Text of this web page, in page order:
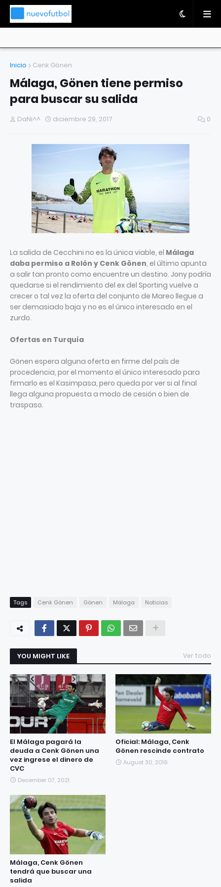
Inicio Cenk Gönen
Málaga, Gönen tiene permiso
para buscar su salida
DaNi^^ diciembre 29, 2017 0
La salida de Cecchini no es la única viable, el Málaga
daba permiso a Rolón y Cenk Gönen, el último apunta
a salir tan pronto como encuentre un destino. Jony podría
quedarse si el rendimiento del ex del Sporting vuelve a
crecer o tal vez la oferta del conjunto de Mareo llegue a
ser demasiado baja y no es el único interesado en el
zurdo.
Ofertas en Turquía
Gönen espera alguna oferta en firme del país de
procedencia, por el momento el único interesado para
firmarlo es el Kasimpasa, pero queda por ver si al final
llega alguna propuesta a modo de cesión o bien de
traspaso.
Tags Cenk Gönen Gönen Málaga Noticias
YOU MIGHT LIKE Ver todo
El Málaga pagará la
deuda a Cenk Gönen una
vez ingrese el dinero de
CVC
December 07, 2021
Oficial: Málaga, Cenk
Gönen rescinde contrato
August 30, 2019
Málaga, Cenk Gönen
tendrá que buscar una
salida